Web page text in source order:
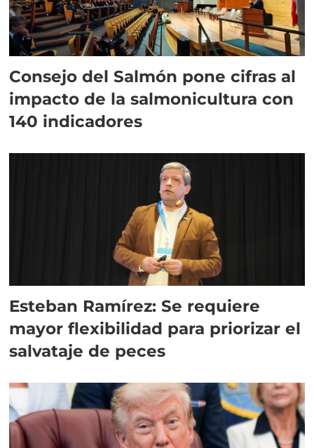
Consejo del Salmón pone cifras al
impacto de la salmonicultura con
140 indicadores
Esteban Ramírez: Se requiere
mayor flexibilidad para priorizar el
salvataje de peces